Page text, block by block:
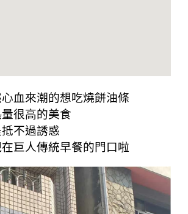
血來潮的想吃燒餅油條
很高的美食
不過誘惑
巨人傳統早餐的門口啦